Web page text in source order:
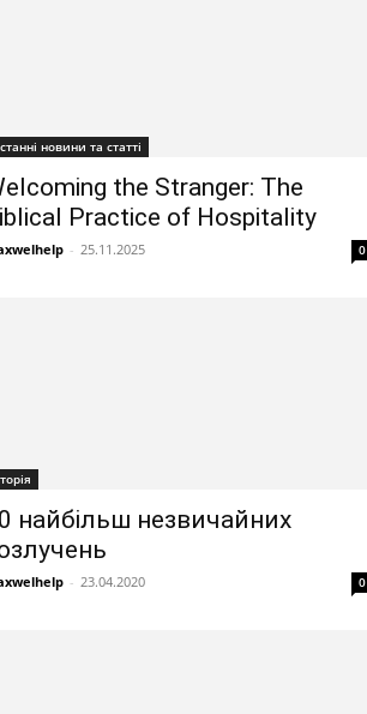
новини та статті
the Stranger: The
Practice of Hospitality
- 25.11.2025 0
найбільш незвичайних
- 23.04.2020 0